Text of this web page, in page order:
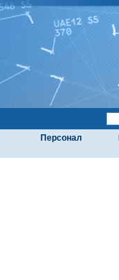
Персонал